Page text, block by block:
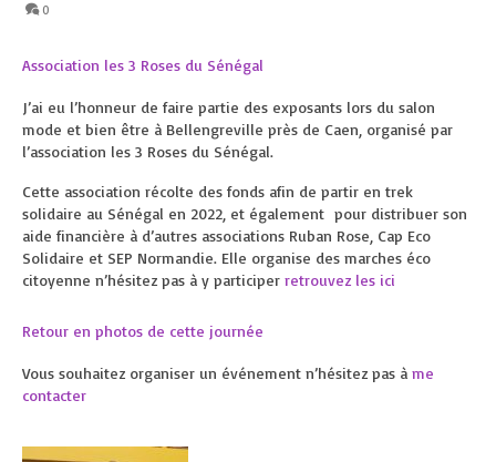
0
Association les 3 Roses du Sénégal
J’ai eu l’honneur de faire partie des exposants lors du salon
mode et bien être à Bellengreville près de Caen, organisé par
l’association les 3 Roses du Sénégal.
Cette association récolte des fonds afin de partir en trek
solidaire au Sénégal en 2022, et également pour distribuer son
aide financière à d’autres associations Ruban Rose, Cap Eco
Solidaire et SEP Normandie. Elle organise des marches éco
citoyenne n’hésitez pas à y participer retrouvez les ici
Retour en photos de cette journée
Vous souhaitez organiser un événement n’hésitez pas à me
contacter